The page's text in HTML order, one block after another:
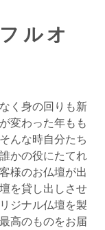
ルオ
く身の回りも新
変わった年もも
んな時自分たち
かの役にたてれ
様のお仏壇が出
を貸し出しさせ
ジナル仏壇を製
高のものをお届